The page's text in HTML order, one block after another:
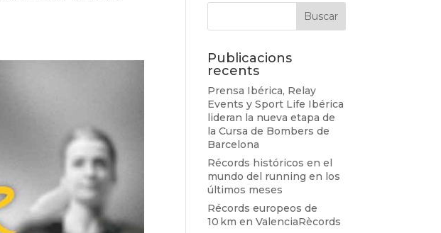
Publicacions
recents
Prensa Ibérica, Relay
Events y Sport Life Ibérica
lideran la nueva etapa de
la Cursa de Bombers de
Barcelona
Récords históricos en el
mundo del running en los
últimos meses
Récords europeos de
10 km en ValenciaRècords